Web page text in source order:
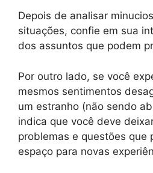
Depois de analisar
situações, confie em sua
dos assuntos que podem
Por outro lado, se você
mesmos sentimentos
um estranho (não sendo
indica que você deve
problemas e questões que
espaço para novas